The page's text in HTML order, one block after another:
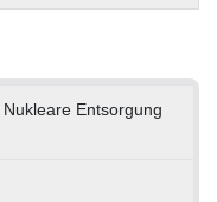
Entsorgung